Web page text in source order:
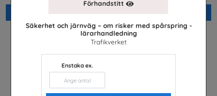
Förhandstitt
Säkerhet och järnväg – om risker med spårspring -
lärarhandledning
Trafikverket
Enstaka ex.